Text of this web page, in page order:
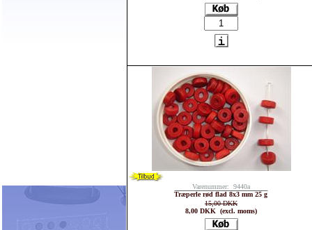
Varenummer: 9440a
Træperle rød flad 8x3 mm 25 g
15,00 DKK
8,00 DKK (excl. moms)